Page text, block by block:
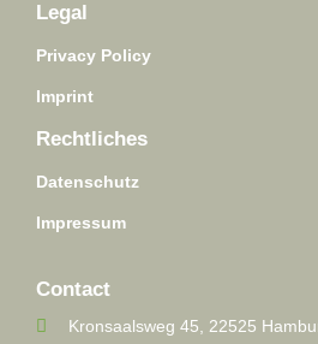
Legal
Privacy Policy
Imprint
Rechtliches
Datenschutz
Impressum
Contact
Kronsaalsweg 45, 22525